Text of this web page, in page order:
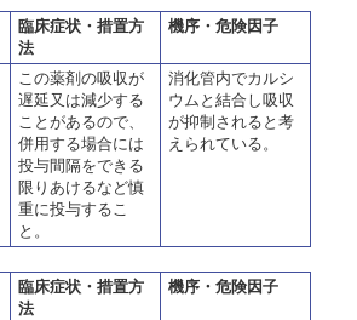
臨床症状・措置方
法
機序・危険因子
この薬剤の吸収が
遅延又は減少する
ことがあるので、
併用する場合には
投与間隔をできる
限りあけるなど慎
重に投与するこ
と。
消化管内でカルシ
ウムと結合し吸収
が抑制されると考
えられている。
臨床症状・措置方
法
機序・危険因子